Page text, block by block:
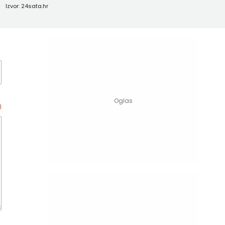
Izvor: 24sata.hr